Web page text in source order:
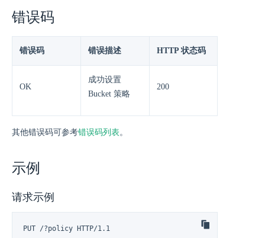
错误码
错误码 错误描述 HTTP 状态码
OK
成功设置
Bucket 策略
200
其他错误码可参考错误码列表 。
示例
请求示例
PUT /?policy HTTP/1.1